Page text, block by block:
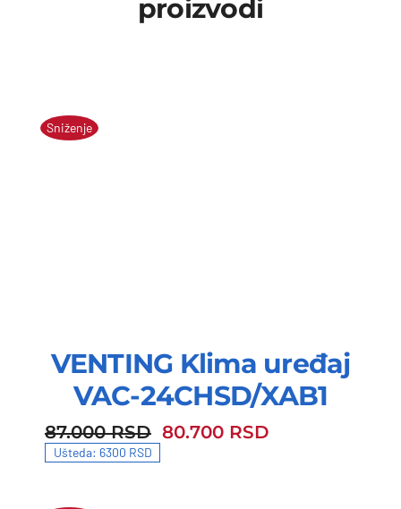
proizvodi
Sniženje
VENTING Klima uređaj
VAC-24CHSD/XAB1
87.000RSD
87.000 RSD. 80.700 RSD
80.700 RSD.
Ušteda: 6300 RSD